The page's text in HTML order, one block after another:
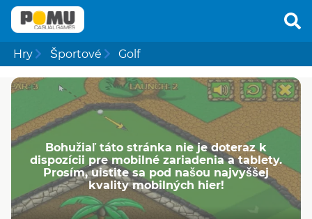
Hry Športové Golf
Bohužiaľ táto stránka nie je doteraz k
dispozícii pre mobilné zariadenia a tablety.
Prosím, uistite sa pod našou najvyššej
kvality mobilných hier!